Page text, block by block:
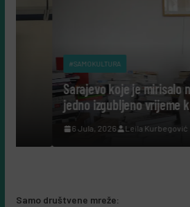
#SAMOKULTURA
Sarajevo koje je mirisalo na
jedno izgubljeno vrijeme koje
6 Jula, 2026 Leila Kurbegović
Samo društvene mreže: